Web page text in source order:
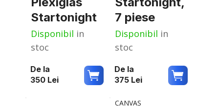
Startonight
Disponibil in
stoc
De la
350 Lei
7 piese
Disponibil in
stoc
De la
375 Lei
CANVAS